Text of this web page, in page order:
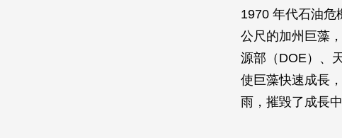
1970 年代石油危
公尺的加州巨藻
源部（DOE）、
使巨藻快速成長
雨，摧毀了成長